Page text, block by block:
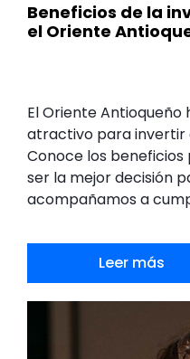
Beneficios de la
el Oriente
El Oriente Antioqueño
atractivo para invertir
Conoce los
ser la mejor decisión
acompañamos a
Leer más